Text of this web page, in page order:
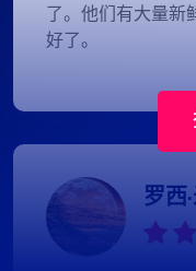
了。他们有大量新
好了。
罗西